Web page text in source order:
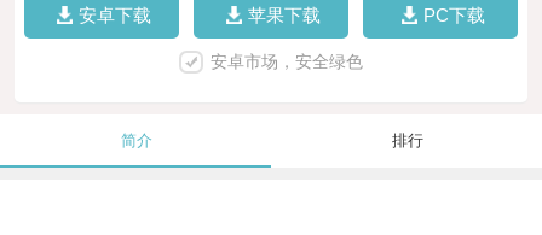
安卓下载 苹果下载 PC下载
安卓市场，安全绿色
简介 排行